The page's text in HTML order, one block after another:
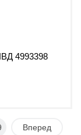
4993398
Вперед